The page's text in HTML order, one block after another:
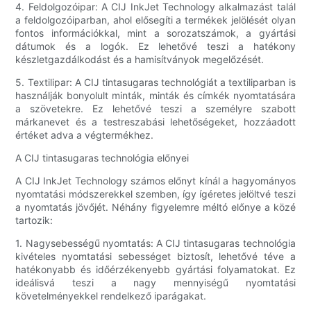
4. Feldolgozóipar: A CIJ InkJet Technology alkalmazást talál
a feldolgozóiparban, ahol elősegíti a termékek jelölését olyan
fontos információkkal, mint a sorozatszámok, a gyártási
dátumok és a logók. Ez lehetővé teszi a hatékony
készletgazdálkodást és a hamisítványok megelőzését.
5. Textilipar: A CIJ tintasugaras technológiát a textiliparban is
használják bonyolult minták, minták és címkék nyomtatására
a szövetekre. Ez lehetővé teszi a személyre szabott
márkanevet és a testreszabási lehetőségeket, hozzáadott
értéket adva a végtermékhez.
A CIJ tintasugaras technológia előnyei
A CIJ InkJet Technology számos előnyt kínál a hagyományos
nyomtatási módszerekkel szemben, így ígéretes jelöltvé teszi
a nyomtatás jövőjét. Néhány figyelemre méltó előnye a közé
tartozik:
1. Nagysebességű nyomtatás: A CIJ tintasugaras technológia
kivételes nyomtatási sebességet biztosít, lehetővé téve a
hatékonyabb és időérzékenyebb gyártási folyamatokat. Ez
ideálisvá teszi a nagy mennyiségű nyomtatási
követelményekkel rendelkező iparágakat.